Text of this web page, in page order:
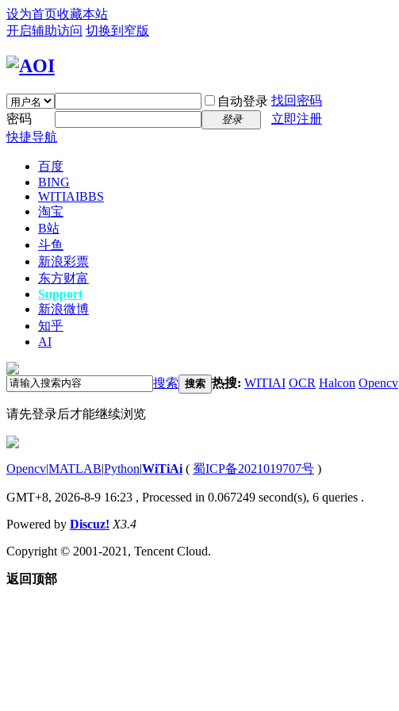
设为首页收藏本站
开启辅助访问 切换到窄版
自动登录 找回密码
密码
登录
立即注册
快捷导航
百度
BING
WITIAIBBS
淘宝
B站
斗鱼
新浪彩票
东方财富
Support
新浪微博
知乎
AI
搜索 搜索 热搜: WITIAI OCR Halcon Opencv
请先登录后才能继续浏览
Opencv|MATLAB|Python|WiTiAi ( 蜀ICP备2021019707号 )
GMT+8, 2026-8-9 16:23 , Processed in 0.067249 second(s), 6 queries .
Powered by Discuz! X3.4
Copyright © 2001-2021, Tencent Cloud.
返回顶部